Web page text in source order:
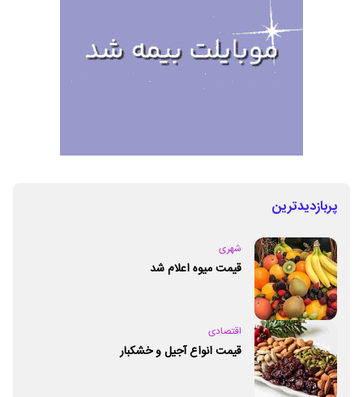
پربازدیدترین
شهری
قیمت میوه اعلام شد
اقتصادی
قیمت انواع آجیل و خشکبار